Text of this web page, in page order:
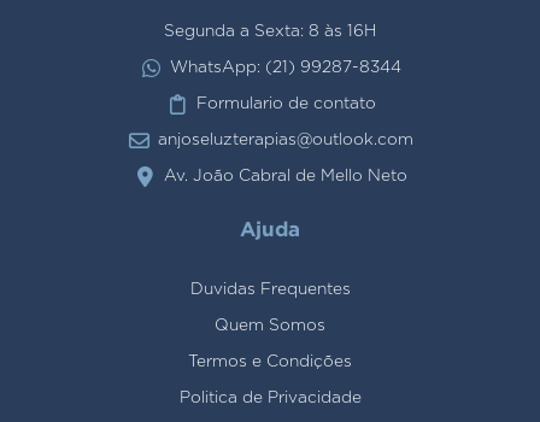
Segunda a Sexta: 8 às 16H
WhatsApp: (21) 99287-8344
Formulario de contato
anjoseluzterapias@outlook.com
Av. João Cabral de Mello Neto
Ajuda
Duvidas Frequentes
Quem Somos
Termos e Condições
Politica de Privacidade